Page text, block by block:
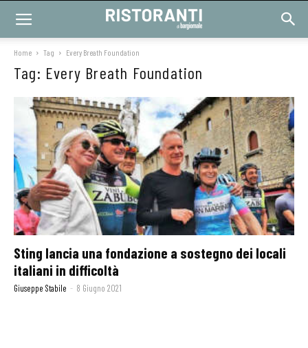
Home Tag Every Breath Foundation
Tag: Every Breath Foundation
Sting lancia una fondazione a sostegno dei locali
italiani in difficoltà
Giuseppe Stabile - 8 Giugno 2021